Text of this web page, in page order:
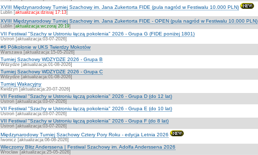
XVIII Międzynarodowy Turniej Szachowy im. Jana Zukertorta FIDE (pula nagród w Festiwalu 10.000 PLN)
Lublin [aktualizacja:dzisiaj 17:13]
XVIII Międzynarodowy Turniej Szachowy im. Jana Zukertorta FIDE - OPEN (pula nagród w Festiwalu 10.000 PLN)
Lublin [aktualizacja:wczoraj 20:19]
VII Festiwal "Szachy w Ustroniu łączą pokolenia" 2026 - Grupa G (FIDE poniżej 1801)
Ustroń [aktualizacja:03-07-2026]
#6 Półkolonie w UKS Twierdzy Mokotów
Warszawa [aktualizacja:15-05-2026]
Turniej Szachowy WDZYDZE 2026 - Grupa B
Wdzydze [aktualizacja:01-08-2026]
Turniej Szachowy WDZYDZE 2026 - Grupa C
Wdzydze [aktualizacja:01-08-2026]
Turniej Wakacyjny
Kwidzyn [aktualizacja:20-07-2026]
VII Festiwal "Szachy w Ustroniu łączą pokolenia" 2026 - Grupa D (do 12 lat)
Ustroń [aktualizacja:03-07-2026]
VII Festiwal "Szachy w Ustroniu łączą pokolenia" 2026 - Grupa E (do 10 lat)
Ustroń [aktualizacja:03-07-2026]
VII Festiwal "Szachy w Ustroniu łączą pokolenia" 2026 - Grupa F (do 8 lat)
Ustroń [aktualizacja:03-07-2026]
Międzynarodowy Turniej Szachowy Cztery Pory Roku - edycja Letnia 2026
Iwonicz [aktualizacja:06-08-2026]
Wieczorny Blitz Anderssena | Festiwal Szachowy im. Adolfa Anderssena 2026
Wrocław [aktualizacja:25-05-2026]